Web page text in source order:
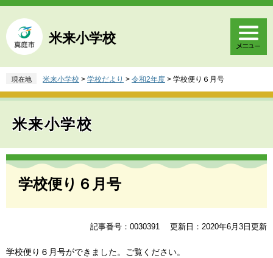
ペ
ジ
の
頭
す
メ
ュ
ー
飛
し
へ
米来小学校
現在地 米来小学校 > 学校だより > 令和2年度 > 学校便り６月号
米来小学校
本
学校便り６月号
記事番号：0030391 更新日：2020年6月3日更新
学校便り６月号ができました。ご覧ください。